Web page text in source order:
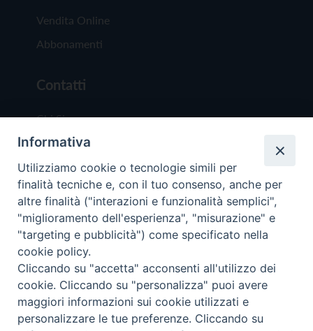
Vendita Online
Abbonamenti
Contatti
Chi Siamo
Redazione
Scrivici
Copyright © 2019 - Tutti i diritti riservati - Vita
Trentina Editrice
Privacy Policy
Informativa
Utilizziamo cookie o tecnologie simili per
finalità tecniche e, con il tuo consenso, anche per
altre finalità ("interazioni e funzionalità semplici",
"miglioramento dell'esperienza", "misurazione" e
"targeting e pubblicità") come specificato nella
cookie policy.
Cliccando su "accetta" acconsenti all'utilizzo dei
cookie. Cliccando su "personalizza" puoi avere
maggiori informazioni sui cookie utilizzati e
personalizzare le tue preferenze. Cliccando su